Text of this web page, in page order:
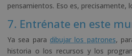
pensamientos. Eso es, precisamente,
7. Entrénate en este
Ya sea para dibujar los patrones,
historia o los recursos y los